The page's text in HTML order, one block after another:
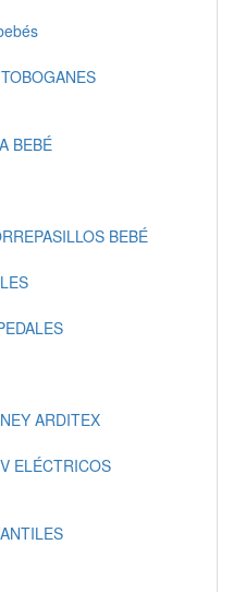
BEBÉ
BEBÉ
ARDITEX
ELÉCTRICOS